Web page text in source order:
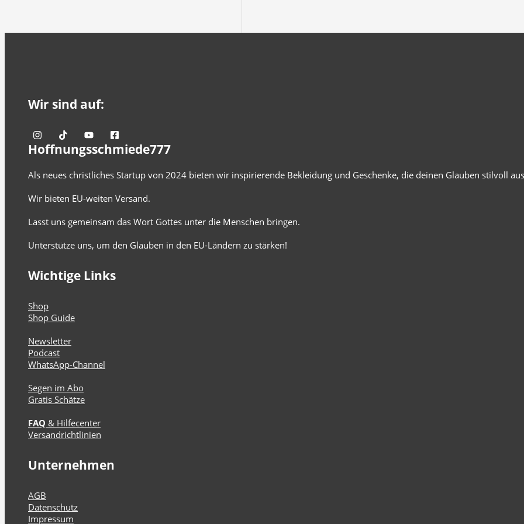
Wir sind auf:
Hoffnungsschmiede777
Als neues christliches Startup von 2024 bieten wir inspirierende Bekleidung und Geschenke, die deinen Glauben stilvoll
Wir bieten EU-weiten Versand.
Lasst uns gemeinsam das Wort Gottes unter die Menschen bringen.
Unterstütze uns, um den Glauben in den EU-Ländern zu stärken!
Wichtige Links
Shop
Shop Guide
Newsletter
Podcast
WhatsApp-Channel
Segen im Abo
Gratis Schätze
FAQ & Hilfecenter
Versandrichtlinien
Unternehmen
AGB
Datenschutz
Impressum